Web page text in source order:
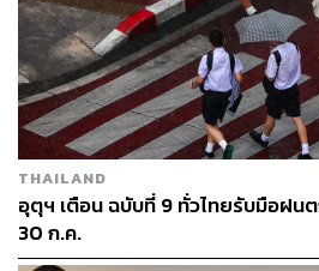
THAILAND
อุตุฯ เตือน ฉบับที่ 9 ทั่วไทยรับมือฝน
30 ก.ค.